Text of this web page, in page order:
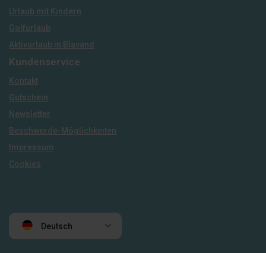
Urlaub mit Kindern
Golfurlaub
Aktivurlaub in Blavand
Kundenservice
Kontakt
Gutschein
Newsletter
Beschwerde-Möglichkeiten
Impressum
Cookies
Deutsch